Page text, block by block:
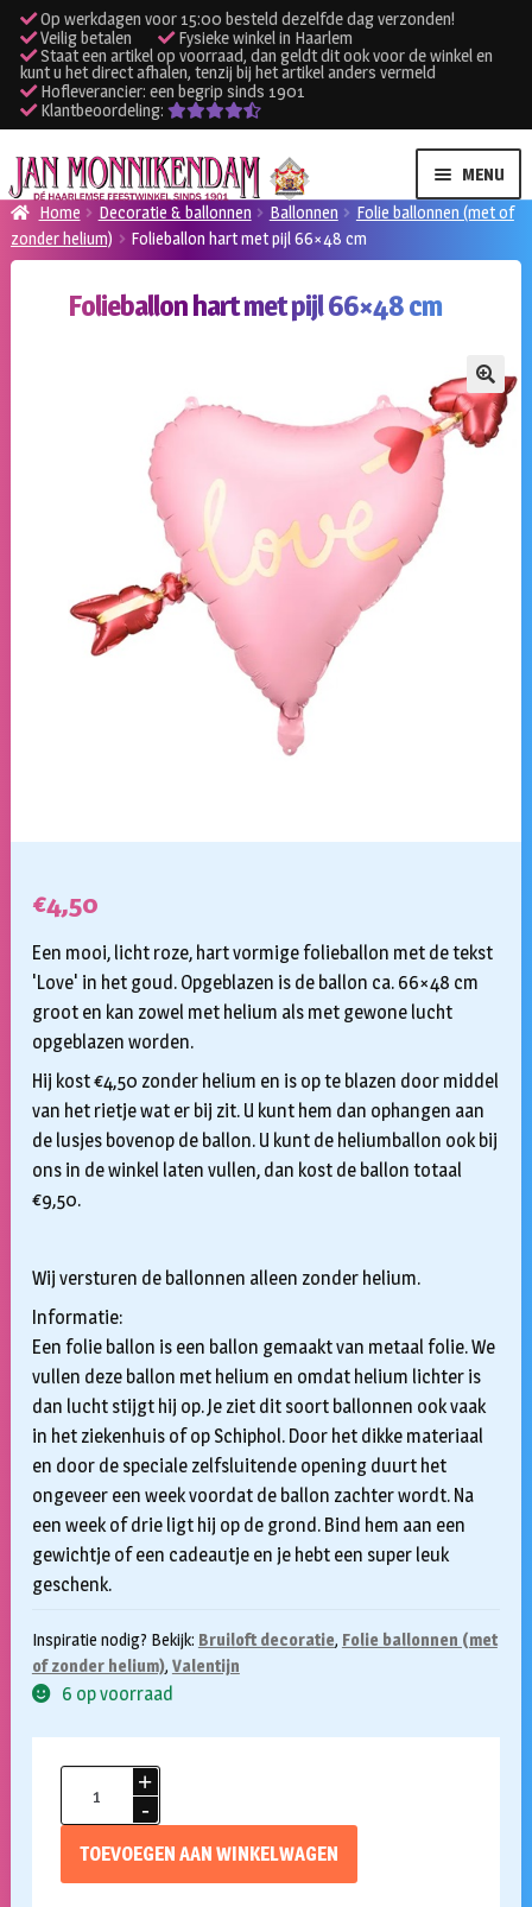
Op werkdagen voor 15:00 besteld dezelfde dag verzonden!
Veilig betalen
Fysieke winkel in Haarlem
Staat een artikel op voorraad, dan geldt dit ook voor de winkel en
kunt u het direct afhalen, tenzij bij het artikel anders vermeld
Hofleverancier: een begrip sinds 1901
Klantbeoordeling:
Ga
door
naar
navigatie
Ga
naar
de
inhoud
MENU
Verhuur kleding
Verhuur apparatuur
Klantenservice
Home Decoratie & ballonnen Ballonnen
Folie ballonnen (met of
zonder helium)
Folieballon hart met pijl 66×48 cm
Folieballon hart met pijl 66×48 cm
🔍
€4,50
Een mooi, licht roze, hart vormige folieballon met de tekst
'Love' in het goud. Opgeblazen is de ballon ca. 66×48 cm
groot en kan zowel met helium als met gewone lucht
opgeblazen worden.
Hij kost €4,50 zonder helium en is op te blazen door middel
van het rietje wat er bij zit. U kunt hem dan ophangen aan
de lusjes bovenop de ballon. U kunt de heliumballon ook bij
ons in de winkel laten vullen, dan kost de ballon totaal
€9,50.
Wij versturen de ballonnen alleen zonder helium.
Informatie:
Een folie ballon is een ballon gemaakt van metaal folie. We
vullen deze ballon met helium en omdat helium lichter is
dan lucht stijgt hij op. Je ziet dit soort ballonnen ook vaak
in het ziekenhuis of op Schiphol. Door het dikke materiaal
en door de speciale zelfsluitende opening duurt het
ongeveer een week voordat de ballon zachter wordt. Na
een week of drie ligt hij op de grond. Bind hem aan een
gewichtje of een cadeautje en je hebt een super leuk
geschenk.
Inspiratie nodig? Bekijk: Bruiloft decoratie, Folie ballonnen (met
of zonder helium), Valentijn
6 op voorraad
Folieballon
TOEVOEGEN AAN WINKELWAGEN